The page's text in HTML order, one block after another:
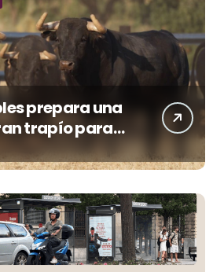
prepara una
trapío para
Víctor Puerto
(Vídeo)